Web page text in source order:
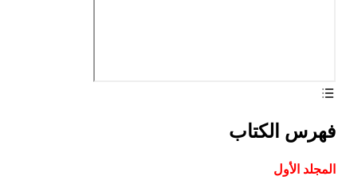
فهرس الكتاب
المجلد الأول